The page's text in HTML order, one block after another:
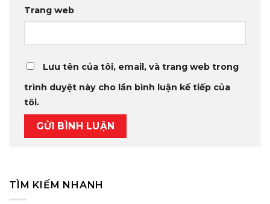
Trang web
Lưu tên của tôi, email, và trang web trong
trình duyệt này cho lần bình luận kế tiếp của
tôi.
TÌM KIẾM NHANH